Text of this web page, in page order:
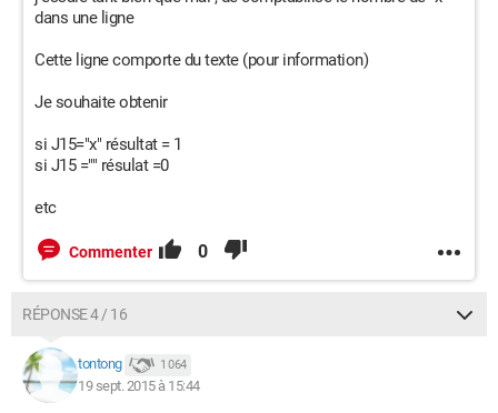
dans une ligne
Cette ligne comporte du texte (pour information)
Je souhaite obtenir
si J15="x" résultat = 1
si J15 ="" résulat =0
etc
Commenter 0
RÉPONSE 4 / 16
tontong 1 064
19 sept. 2015 à 15:44